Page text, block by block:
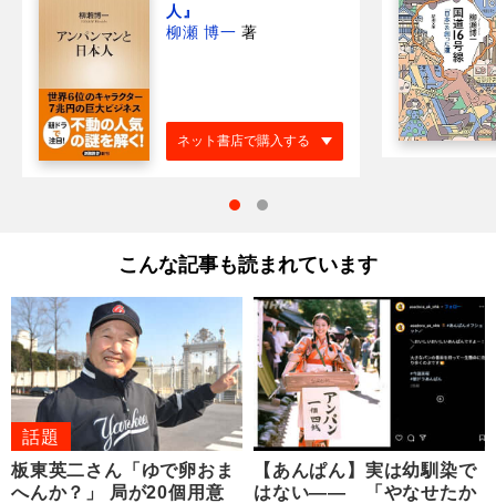
人』
柳瀬 博一 著
ネット書店で購入する
こんな記事も読まれています
話題
板東英二さん「ゆで卵おま
へんか？」 局が20個用意
【あんぱん】実は幼馴染で
はない―― 「やなせたか